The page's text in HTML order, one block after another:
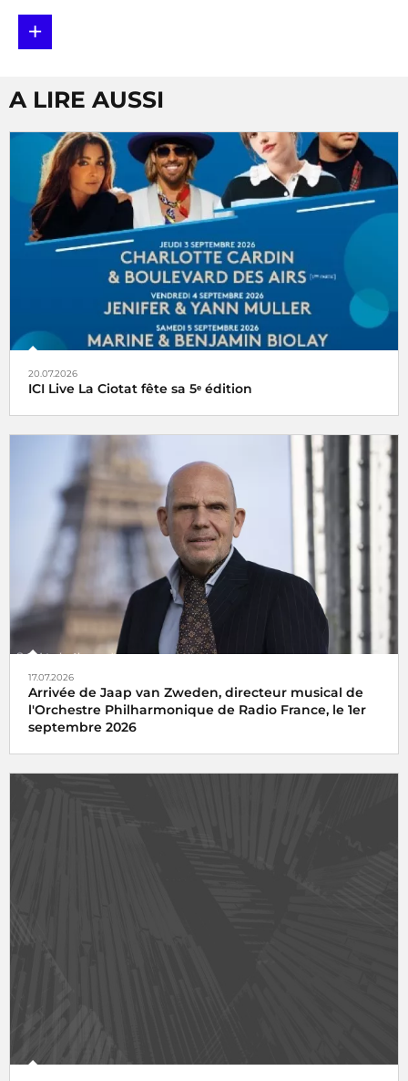
+
A LIRE AUSSI
20.07.2026
ICI Live La Ciotat fête sa 5ᵉ édition
17.07.2026
Arrivée de Jaap van Zweden, directeur musical de
l'Orchestre Philharmonique de Radio France, le 1er
septembre 2026